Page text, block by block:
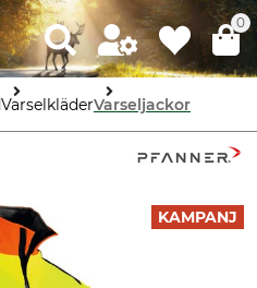
0
VarselkläderVarseljackor
KAMPANJ